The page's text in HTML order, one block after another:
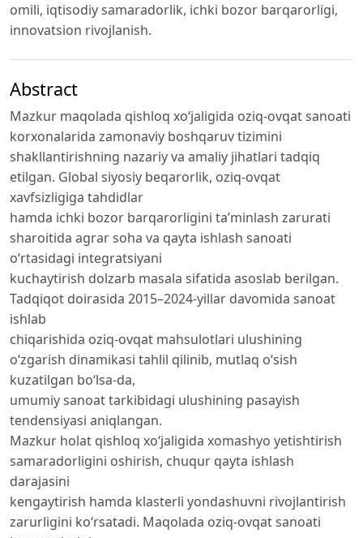
omili, iqtisodiy samaradorlik, ichki bozor barqarorligi,
innovatsion rivojlanish.
Abstract
Mazkur maqolada qishloq xo‘jaligida oziq-ovqat sanoati
korxonalarida zamonaviy boshqaruv tizimini
shakllantirishning nazariy va amaliy jihatlari tadqiq
etilgan. Global siyosiy beqarorlik, oziq-ovqat
xavfsizligiga tahdidlar
hamda ichki bozor barqarorligini ta’minlash zarurati
sharoitida agrar soha va qayta ishlash sanoati
o‘rtasidagi integratsiyani
kuchaytirish dolzarb masala sifatida asoslab berilgan.
Tadqiqot doirasida 2015–2024-yillar davomida sanoat
ishlab
chiqarishida oziq-ovqat mahsulotlari ulushining
o‘zgarish dinamikasi tahlil qilinib, mutlaq o‘sish
kuzatilgan bo‘lsa-da,
umumiy sanoat tarkibidagi ulushining pasayish
tendensiyasi aniqlangan.
Mazkur holat qishloq xo‘jaligida xomashyo yetishtirish
samaradorligini oshirish, chuqur qayta ishlash
darajasini
kengaytirish hamda klasterli yondashuvni rivojlantirish
zarurligini ko‘rsatadi. Maqolada oziq-ovqat sanoati